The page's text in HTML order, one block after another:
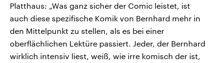
Platthaus: „Was ganz sicher der Comic leistet, ist
auch diese spezifische Komik von Bernhard mehr in
den Mittelpunkt zu stellen, als es bei einer
oberflächlichen Lektüre passiert. Jeder, der Bernhard
wirklich intensiv liest, weiß, wie irre komisch der ist,